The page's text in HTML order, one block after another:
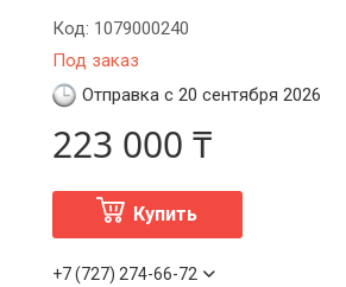
Под заказ
Код: 1079000240
Отправка с 20 сентября 2026
223 000 ₸
Купить
+7 (727) 274-66-72